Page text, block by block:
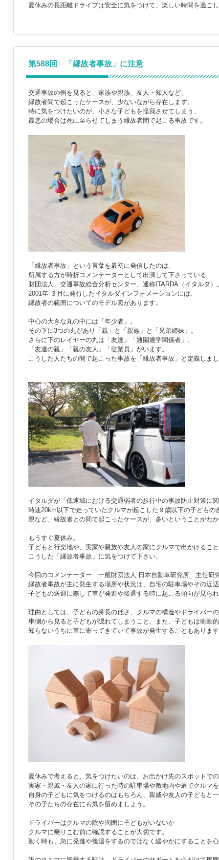
夏休みの長距離ドライブは安全に気をつけて、楽しい時間を過ご
第588回 「縁故者事故」に注意
交通事故の例を見ると、家族や親族、友人・知人など、
縁故者間で起こったケースが、少ないながら存在します。
特に気をつけたいのが、小さな子どもを怪我させてしまう、
最悪の場合は死に至らせてしまう縁故者間で起こる事故です。
「縁故者事故」という言葉を最初に発信したのは、
所属する方が時折コメンテーターとして出演して下さっている
財団法人 交通事故総合分析センター、通称ITARDA（イタルダ）
2001年 ３月に発行したイタルダインフォメーションには、
縁故者の範囲についてのモデル図があります。
中心の大きな丸の中には「年少者」。
その下に3つの丸があり「親」と「親族」と「兄弟姉妹」。
さらに下のレイヤーの丸は「友達」「通園通学関係者」。
「友達の親」「親の友人」「従業員」がいます。
こうした人たちの間で起こった事故を「縁故者事故」と定義しま
イタルダが「低速域における交通弱者の歩行中の事故防止対策に
時速20km以下で走っていたクルマが起こした９歳以下の子どもの
親など、縁故者との間で起こったケースが、多いということがわ
もうすぐ夏休み。
子どもと行楽地や、実家や親族や友人の家にクルマで出かけるこ
こうした「縁故者事故」に気をつけて下さい。
今回のコメンテーター 一般財団法人 日本自動車研究所 主任研
縁故者事故が主に発生する場所や状況は、自宅の駐車場やその近
子どもの送迎に際して車が発進や後退する時に起こる傾向が見ら
理由としては、子どもの身長の低さ、クルマの構造やドライバー
車側から見ると子どもが隠れてしまうこと。また、子どもは衝動
知らないうちに車に寄ってきていて事故が発生することもありま
夏休みで考えると、気をつけたいのは、お出かけ先のスポットで
実家・親戚・友人の家に行った時の駐車場や敷地内や庭でクルマ
自身の子どもに気をつけるのはもちろん、親戚や友人の子どもと
その子たちの存在にも気を留めましょう。
ドライバーはクルマの陰や周囲に子どもがいないか
クルマに乗りこむ前に確認することが大切です。
動く時も、急に発進や後退をするのではなく緩やかにすることを